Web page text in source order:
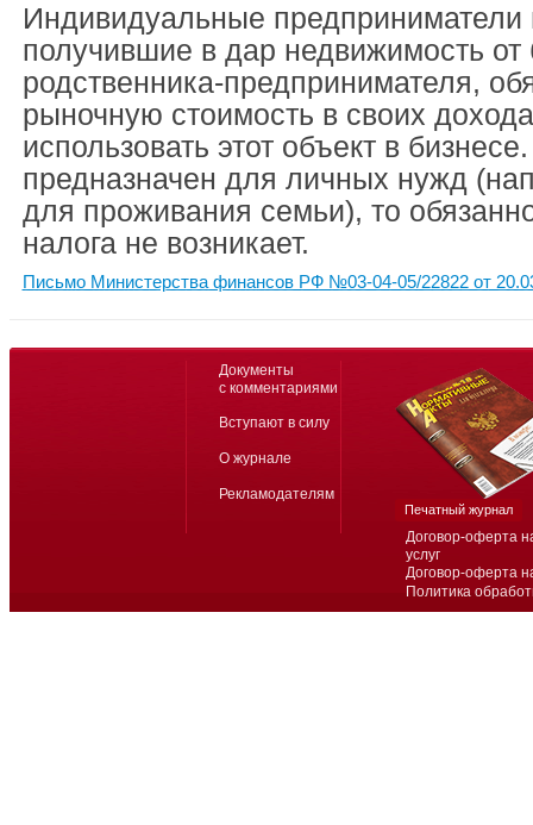
Индивидуальные
получившие в дар недвижимость от
родственника-предпринимателя,
рыночную стоимость в своих
использовать этот объект в
предназначен для личных нужд
для проживания семьи), то
налога не возникает.
Письмо Министерства финансов РФ №03-04-05/22822 от
Договор-оферта
услуг
Договор-оферта
Политика
Документы
с комментариями
Вступают в силу
О журнале
Рекламодателям
Печатный журнал